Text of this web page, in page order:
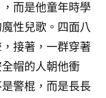
而是他童年時學
性兒歌。四面八
接著，一群穿著
帽的人朝他衝
警棍，而是長長